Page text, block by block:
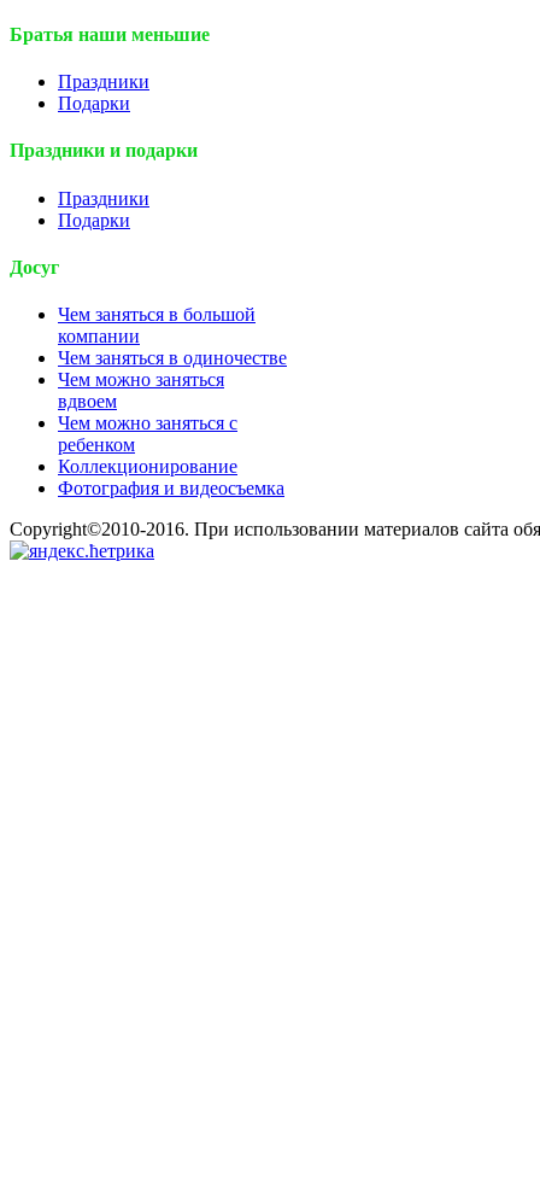
Братья наши меньшие
Праздники
Подарки
Праздники и подарки
Праздники
Подарки
Досуг
Чем заняться в большой
компании
Чем заняться в одиночестве
Чем можно заняться
вдвоем
Чем можно заняться с
ребенком
Коллекционирование
Фотография и видеосъемка
Copyright©2010-2016. При использовании материалов сайта